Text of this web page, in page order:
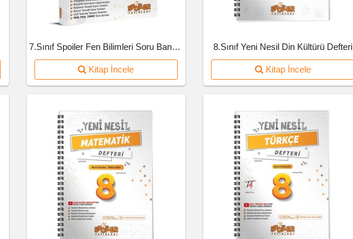
7.Sınıf Spoiler Fen Bilimleri Soru Bankası
Kitap İncele
8.Sınıf Yeni Nesil Din Kültürü Defteri
Kitap İncele